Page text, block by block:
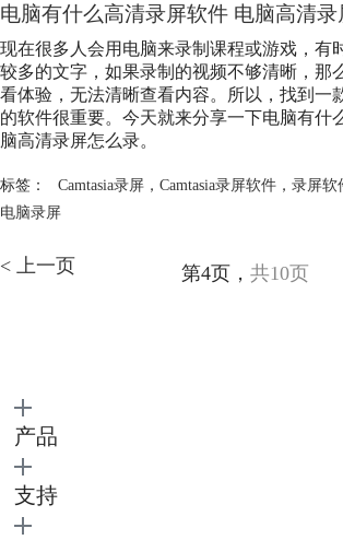
电脑有什么高清录屏软件 电脑高清
现在很多人会用电脑来录制课程或游戏，有
较多的文字，如果录制的视频不够清晰，那
看体验，无法清晰查看内容。所以，找到一
的软件很重要。今天就来分享一下电脑有什
脑高清录屏怎么录。
标签： Camtasia录屏， Camtasia录屏软件， 录屏软
电脑录屏
< 上一页 第4页， 共10页
产品
支持